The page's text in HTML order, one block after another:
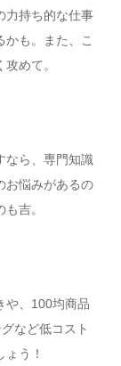
力持ち的な仕事
かも。また、こ
めて。
なら、専門知識
お悩みがあるの
吉。
や、100均商品
など低コスト
う！